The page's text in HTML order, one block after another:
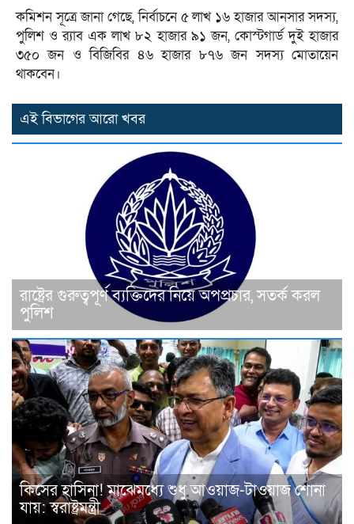
কমিশন সূত্রে জানা গেছে, নির্বাচনে ৫ লাখ ১৬ হাজার আনসার সদস্য,
পুলিশ ও র‌্যাব এক লাখ ৮২ হাজার ৯১ জন, কোস্টগার্ড দুই হাজার
৩৫০ জন ও বিজিবির ৪৬ হাজার ৮৭৬ জন সদস্য মোতায়েন
থাকবেন।
এই বিভাগের আরো খবর
রাষ্ট্রের গুরুত্বপূর্ণ ব্যক্তিদের নিয়ে অপপ্রচার, সতর্ক করল
পুলিশ
কিসের হাসিনা! মাঝেমধ্যে শুধু আওয়াজ-টাওয়াজ শোনা
যায়: স্বরাষ্ট্রমন্ত্রী